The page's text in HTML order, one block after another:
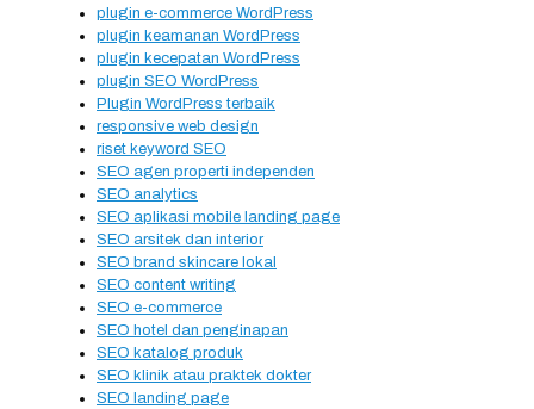
plugin e-commerce WordPress
plugin keamanan WordPress
plugin kecepatan WordPress
plugin SEO WordPress
Plugin WordPress terbaik
responsive web design
riset keyword SEO
SEO agen properti independen
SEO analytics
SEO aplikasi mobile landing page
SEO arsitek dan interior
SEO brand skincare lokal
SEO content writing
SEO e-commerce
SEO hotel dan penginapan
SEO katalog produk
SEO klinik atau praktek dokter
SEO landing page